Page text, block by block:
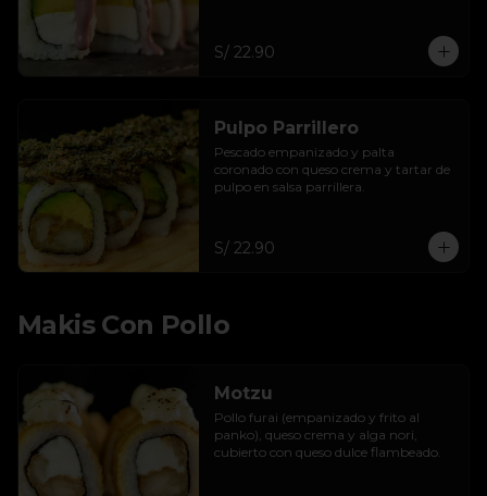
S/ 22.90
Pulpo Parrillero
Pescado empanizado y palta
coronado con queso crema y tartar de
pulpo en salsa parrillera.
S/ 22.90
Makis Con Pollo
Motzu
Pollo furai (empanizado y frito al
panko), queso crema y alga nori,
cubierto con queso dulce flambeado.